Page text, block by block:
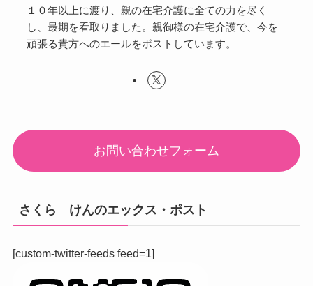
１０年以上に渡り、親の在宅介護に全ての力を尽く
し、最期を看取りました。親御様の在宅介護で、今を
頑張る貴方へのエールをポストしています。
お問い合わせフォーム
さくら けんのエックス・ポスト
[custom-twitter-feeds feed=1]